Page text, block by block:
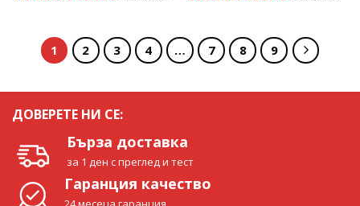
1 2 3 4 … 7 8 9
ДОВЕРЕТЕ НИ СЕ:
Бърза доставка
за 1 ден с преглед и тест
Гаранция качество